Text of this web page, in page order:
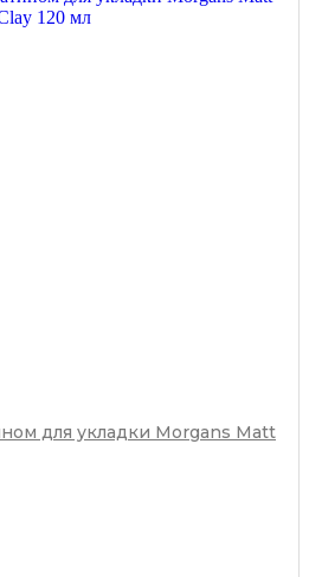
для укладки Morgans Matt